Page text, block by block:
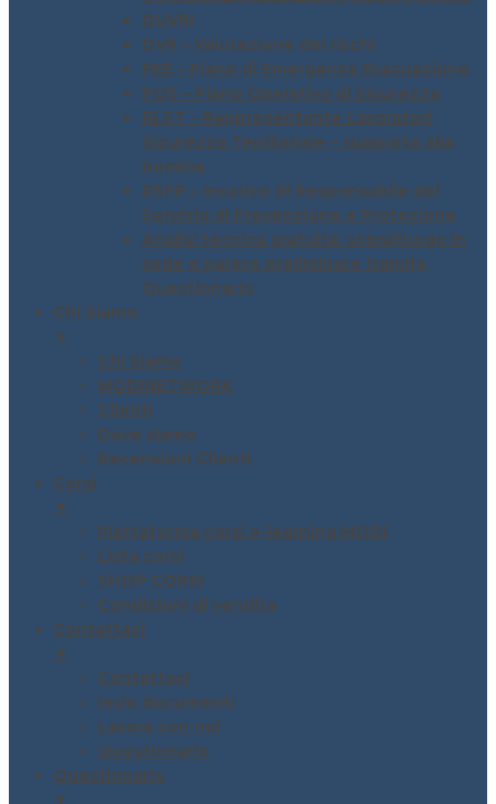
DUVRI
DVR – Valutazione dei rischi
PEE – Piano di Emergenza Evacuazione
POS – Piano Operativo di Sicurezza
RLST – Rappresentante Lavoratori
Sicurezza Territoriale – supporto alla
nomina
RSPP – Incarico di Responsabile del
Servizio di Prevenzione e Protezione
Analisi tecnica gratuita: sopralluogo in
sede e parere preliminare tramite
Questionario
Chi Siamo
▼
Chi Siamo
MODINETWORK
Clienti
Dove siamo
Recensioni Clienti
Corsi
▼
Piattaforma corsi e-learning MODI
Lista corsi
SHOP CORSI
Condizioni di vendita
Contattaci
▼
Contattaci
Invio documenti
Lavora con noi
Questionario
Questionario
▼